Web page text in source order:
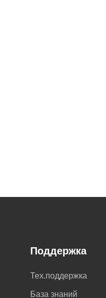
Поддержка
Тех.поддержка
База знаний